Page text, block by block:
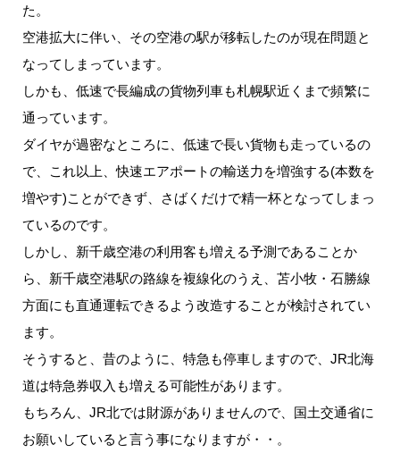
た。
空港拡大に伴い、その空港の駅が移転したのが現在問題と
なってしまっています。
しかも、低速で長編成の貨物列車も札幌駅近くまで頻繁に
通っています。
ダイヤが過密なところに、低速で長い貨物も走っているの
で、これ以上、快速エアポートの輸送力を増強する(本数を
増やす)ことができず、さばくだけで精一杯となってしまっ
ているのです。
しかし、新千歳空港の利用客も増える予測であることか
ら、新千歳空港駅の路線を複線化のうえ、苫小牧・石勝線
方面にも直通運転できるよう改造することが検討されてい
ます。
そうすると、昔のように、特急も停車しますので、JR北海
道は特急券収入も増える可能性があります。
もちろん、JR北では財源がありませんので、国土交通省に
お願いしていると言う事になりますが・・。